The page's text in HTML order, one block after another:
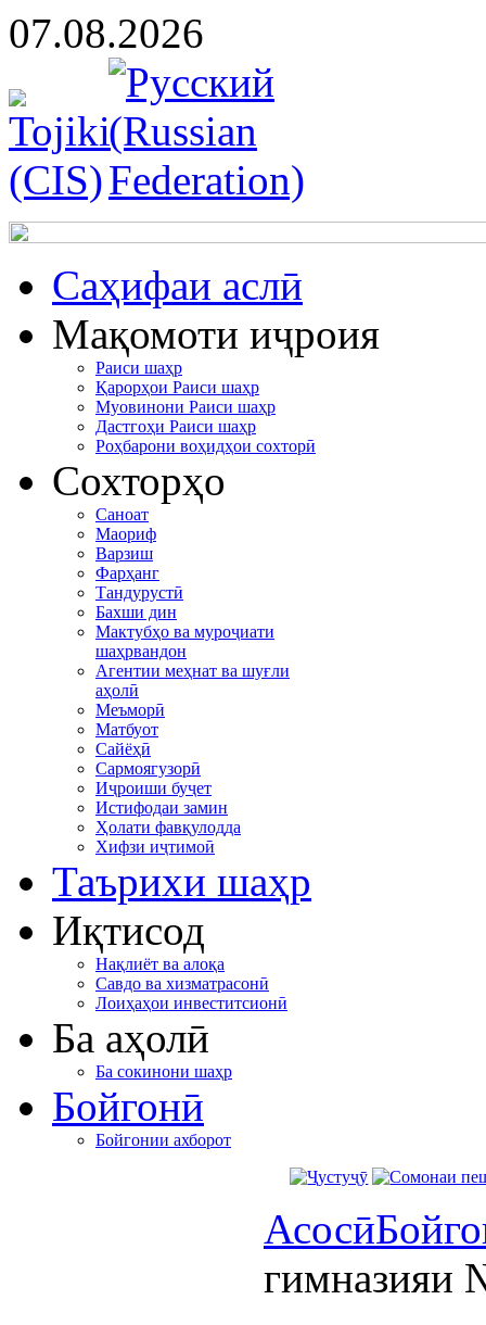
07.08.2026
Cаҳифаи аслӣ
Мақомоти иҷроия
Раиси шаҳр
Қарорҳои Раиси шаҳр
Муовинони Раиси шаҳр
Дастгоҳи Раиси шаҳр
Роҳбарони воҳидҳои сохторӣ
Сохторҳо
Саноат
Маориф
Варзиш
Фарҳанг
Тандурустӣ
Бахши дин
Мактубҳо ва муроҷиати
шаҳрвандон
Агентии меҳнат ва шуғли
аҳолӣ
Меъморӣ
Матбуот
Сайёҳӣ
Сармоягузорӣ
Иҷроиши буҷет
Истифодаи замин
Ҳолати фавқулодда
Хифзи иҷтимоӣ
Таърихи шаҳр
Иқтисод
Нақлиёт ва алоқа
Савдо ва хизматрасонӣ
Лоиҳаҳои инвеститсионӣ
Ба аҳолӣ
Ба сокинони шаҳр
Бойгонӣ
Бойгонии ахборот
Асосӣ
гимназияи